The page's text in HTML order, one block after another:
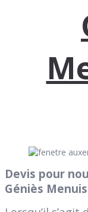
Devis pour
Géniès